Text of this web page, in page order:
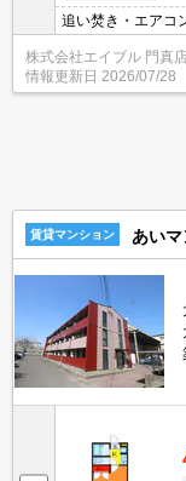
追い焚き・エアコ
ーネット無料。ゆ
ンターキッチン。
株式会社エイブル 門真
情報更新日 2026/07/28
賃貸マンション あい